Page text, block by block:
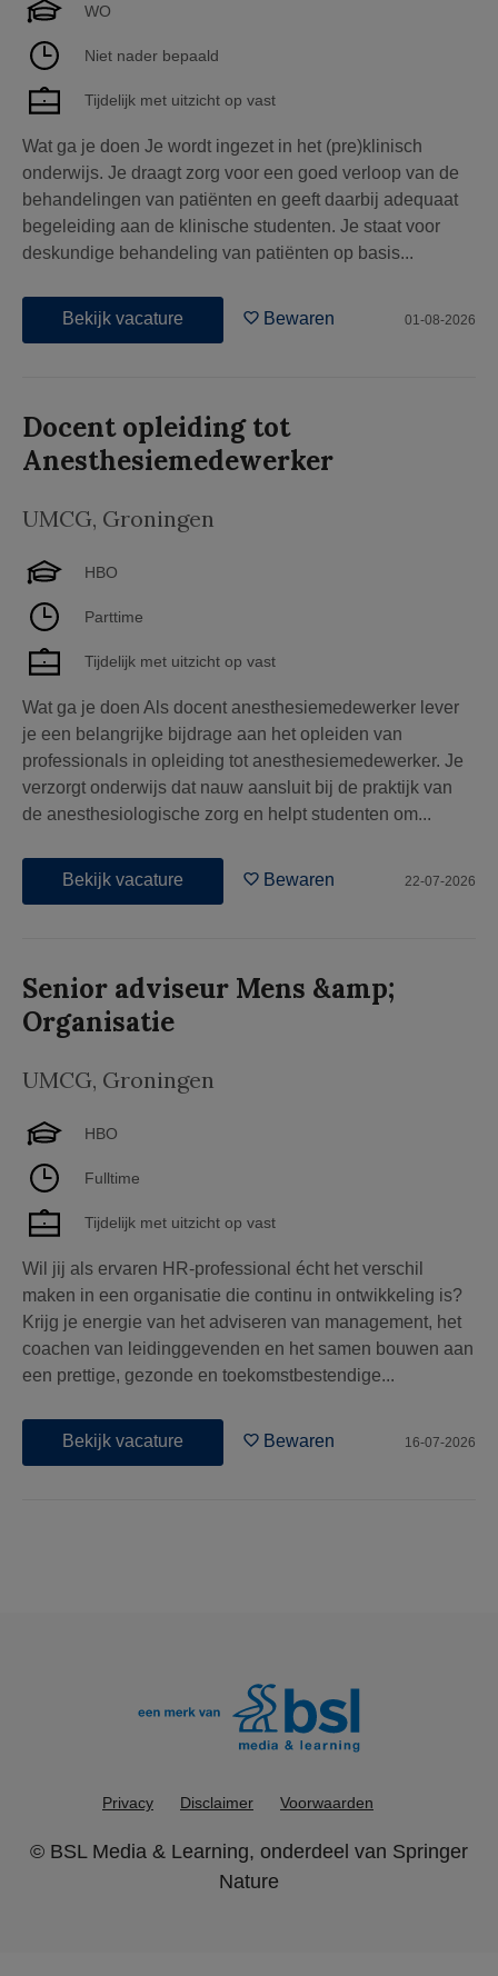
WO
Niet nader bepaald
Tijdelijk met uitzicht op vast
Wat ga je doen Je wordt ingezet in het (pre)klinisch
onderwijs. Je draagt zorg voor een goed verloop van de
behandelingen van patiënten en geeft daarbij adequaat
begeleiding aan de klinische studenten. Je staat voor
deskundige behandeling van patiënten op basis...
Bekijk vacature Bewaren 01-08-2026
Docent opleiding tot
Anesthesiemedewerker
UMCG, Groningen
HBO
Parttime
Tijdelijk met uitzicht op vast
Wat ga je doen Als docent anesthesiemedewerker lever
je een belangrijke bijdrage aan het opleiden van
professionals in opleiding tot anesthesiemedewerker. Je
verzorgt onderwijs dat nauw aansluit bij de praktijk van
de anesthesiologische zorg en helpt studenten om...
Bekijk vacature Bewaren 22-07-2026
Senior adviseur Mens &amp;
Organisatie
UMCG, Groningen
HBO
Fulltime
Tijdelijk met uitzicht op vast
Wil jij als ervaren HR-professional écht het verschil
maken in een organisatie die continu in ontwikkeling is?
Krijg je energie van het adviseren van management, het
coachen van leidinggevenden en het samen bouwen aan
een prettige, gezonde en toekomstbestendige...
Bekijk vacature Bewaren 16-07-2026
Privacy Disclaimer Voorwaarden
© BSL Media & Learning, onderdeel van Springer
Nature